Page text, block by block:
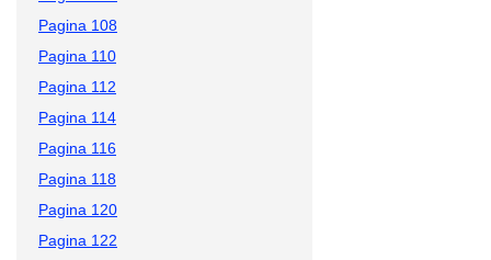
Pagina 108
Pagina 110
Pagina 112
Pagina 114
Pagina 116
Pagina 118
Pagina 120
Pagina 122